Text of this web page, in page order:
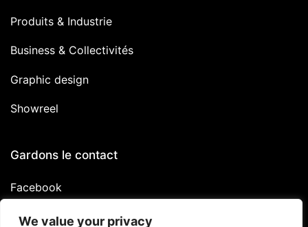
We value your privacy
Produits & Industrie
Business & Collectivités
Graphic design
Showreel
Gardons le contact
Facebook
Linkedin